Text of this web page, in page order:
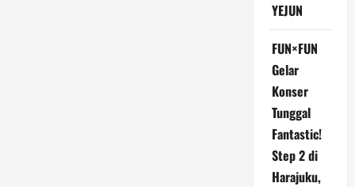
YEJUN
FUN×FUN
Gelar
Konser
Tunggal
Fantastic!
Step 2 di
Harajuku,